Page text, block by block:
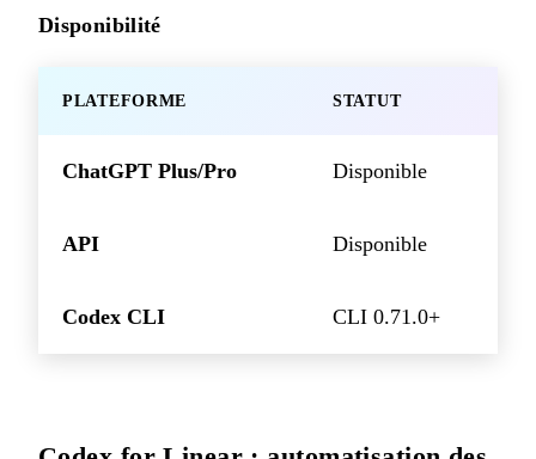
Disponibilité
PLATEFORME STATUT
ChatGPT Plus/Pro Disponible
API Disponible
Codex CLI CLI 0.71.0+